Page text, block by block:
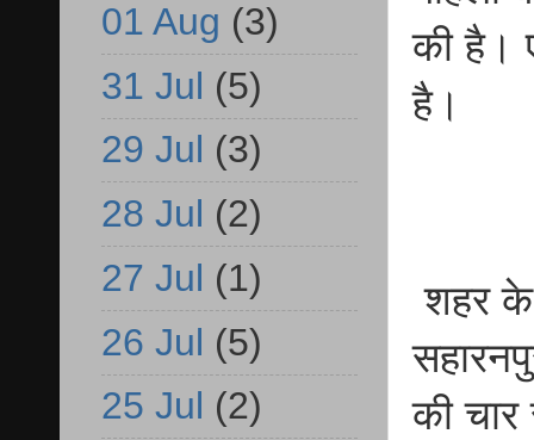
की है।
है।
शहर के
की चार
01 Aug (3)
31 Jul (5)
29 Jul (3)
28 Jul (2)
27 Jul (1)
26 Jul (5)
25 Jul (2)